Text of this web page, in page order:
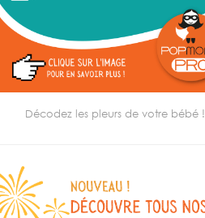
Décodez les pleurs de votre bébé !